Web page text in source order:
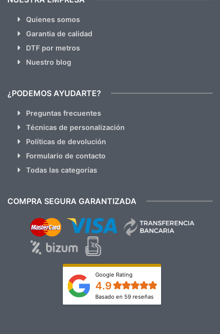
Quienes somos
Garantia de calidad
DTF por metros
Nuestro blog
¿PODEMOS AYUDARTE?
Preguntas frecuentes
Técnicas de personalización
Políticas de devolución
Formulario de contacto
Todas las categorías
COMPRA SEGURA GARANTIZADA
Google Rating
4.9
Basado en 59 reseñas